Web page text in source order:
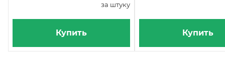
за штуку
Купить Купить